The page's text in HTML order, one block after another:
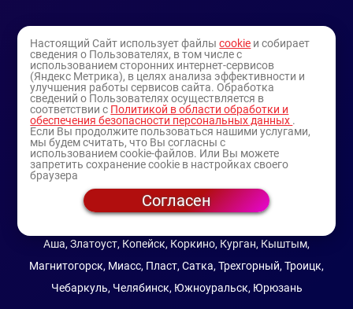
Youtube
© 1994-2025
— торговая витрина ИП Булатов В.А.
Аша, Златоуст, Копейск, Коркино, Курган, Кыштым,
Магнитогорск, Миасс, Пласт, Сатка, Трехгорный, Троицк,
Чебаркуль, Челябинск, Южноуральск, Юрюзань
Настоящий Сайт использует файлыcookie и собирает
сведения о Пользователях, в том числе с
использованием сторонних интернет-сервисов
(Яндекс Метрика), в целях анализа эффективности и
улучшения работы сервисов сайта. Обработка
сведений о Пользователях осуществляется в
соответствии с Политикой в области обработки и
обеспечения безопасности персональных данных .
Если Вы продолжите пользоваться нашими услугами,
мы будем считать, что Вы согласны с
использованием cookie-файлов. Или Вы можете
запретить сохранение cookie в настройках своего
браузера
Согласен